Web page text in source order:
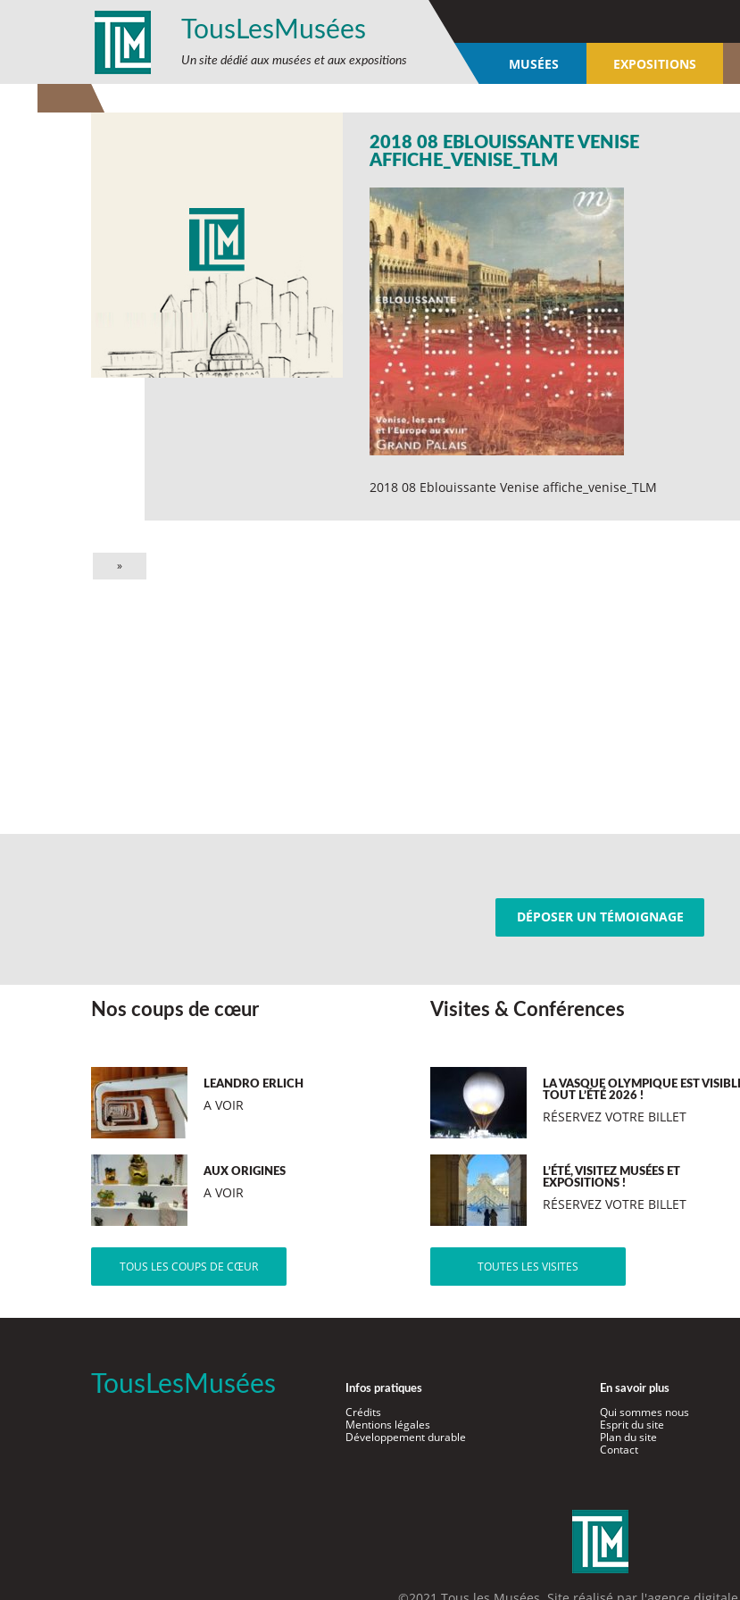
TousLesMusées
Un site dédié aux musées et aux expositions MUSÉES EXPOSITIONS
2018 08 EBLOUISSANTE VENISE
AFFICHE_VENISE_TLM
2018 08 Eblouissante Venise affiche_venise_TLM
»
DÉPOSER UN TÉMOIGNAGE
Nos coups de cœur
LEANDRO ERLICH
A VOIR
AUX ORIGINES
A VOIR
TOUS LES COUPS DE CŒUR
Visites & Conférences
LA VASQUE OLYMPIQUE EST
TOUT L’ÉTÉ 2026 !
RÉSERVEZ VOTRE BILLET
L’ÉTÉ, VISITEZ MUSÉES ET
EXPOSITIONS !
RÉSERVEZ VOTRE BILLET
TOUTES LES VISITES
TousLesMusées Infos pratiques
Crédits
Mentions légales
Développement durable
En savoir plus
Qui sommes nous
Esprit du site
Plan du site
Contact